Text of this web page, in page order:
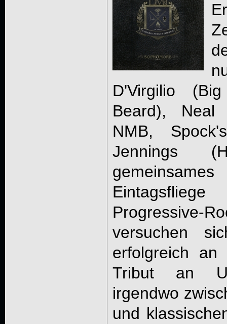
D'Virgilio
Beard), Neal
NMB,
Jennings
Progressive-
versuchen
erfolgreich an
Tribut an
irgendwo
und